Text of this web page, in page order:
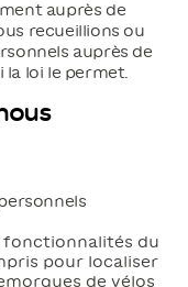
auprès de
recueillions ou
auprès de
loi le permet.
fonctionnalités du
pour localiser
de vélos